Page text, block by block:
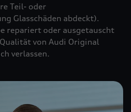
Teil- oder
Glasschäden abdeckt).
repariert oder ausgetauscht
von Audi Original
verlassen.